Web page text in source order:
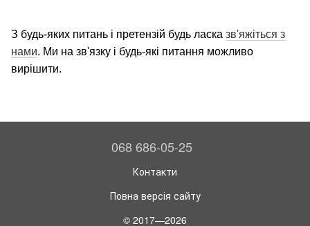
З будь-яких питань і претензій будь ласка зв'яжіться з
нами. Ми на зв'язку і будь-які питання можливо
вирішити.
068 686-05-25
Контакти
Повна версія сайту
© 2017—2026